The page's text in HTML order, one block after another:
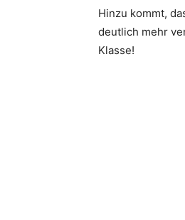
Hinzu kommt,
deutlich mehr
Klasse!